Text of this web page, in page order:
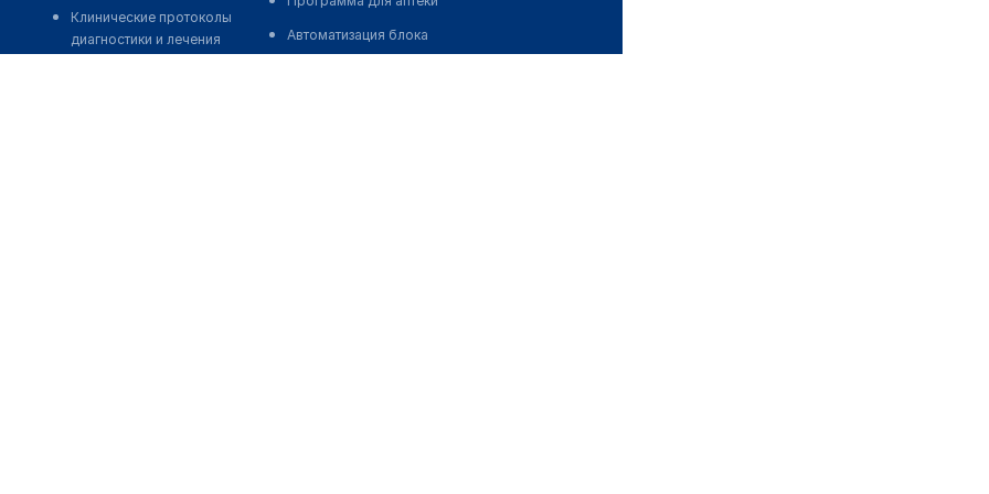
Клинические протоколы
диагностики и лечения
Автоматизация блока
питания